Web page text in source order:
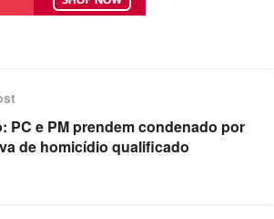
PC e PM prendem condenado por
de homicídio qualificado